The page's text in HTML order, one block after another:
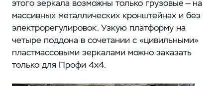
этого зеркала возможны только грузовые — на
массивных металлических кронштейнах и без
электрорегулировок. Узкую платформу на
четыре поддона в сочетании с «цивильными»
пластмассовыми зеркалами можно заказать
только для Профи 4х4.